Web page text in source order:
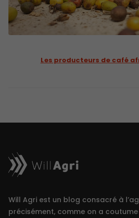
Les producteurs de café
Will Agri est un blog consacré à
précisément, comme on a